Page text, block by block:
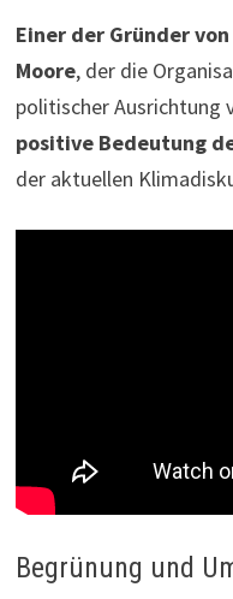
Einer der Gründer
Moore, der die
politischer Ausrichtung
positive Bedeutung
der aktuellen
Begrünung und